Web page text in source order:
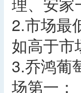
2.市场最
如高于市
3.乔鸿葡
场第一；